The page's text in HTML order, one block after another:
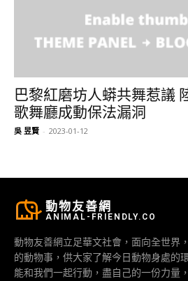
巴黎紅磨坊人蟒共舞惹議
歌舞廳成動保法漏洞
吳 昱賢 - 2023-01-12
動物友善網
ANIMAL-FRIENDLY.CO
動物友善網立足華文社會，面向全世界
的動物事，供大家了解今日動物身處的
能和我們一起行動，盡自己的一份力量